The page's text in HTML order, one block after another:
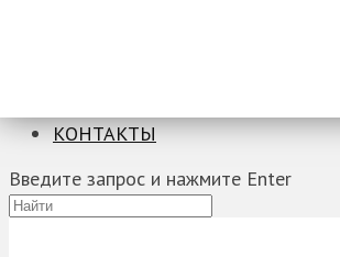
КОНТАКТЫ
Введите запрос и нажмите Enter